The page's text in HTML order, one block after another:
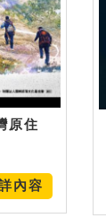
原住
內容